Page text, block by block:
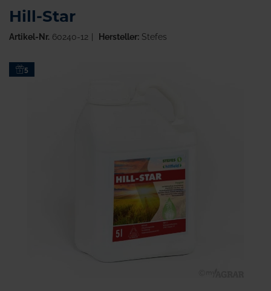
Zum5
Hill-Star
Artikel-Nr. 60240-12 Hersteller:Stefes